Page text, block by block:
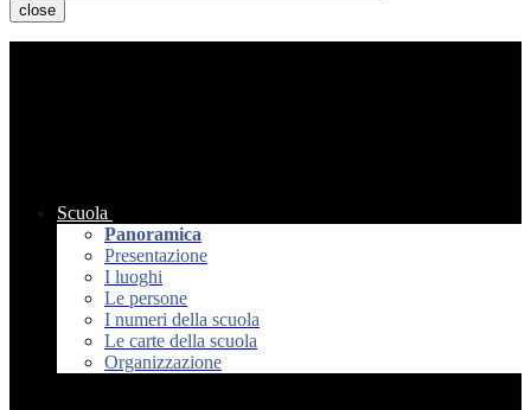
close
Scuola
Panoramica
Presentazione
I luoghi
Le persone
I numeri della scuola
Le carte della scuola
Organizzazione